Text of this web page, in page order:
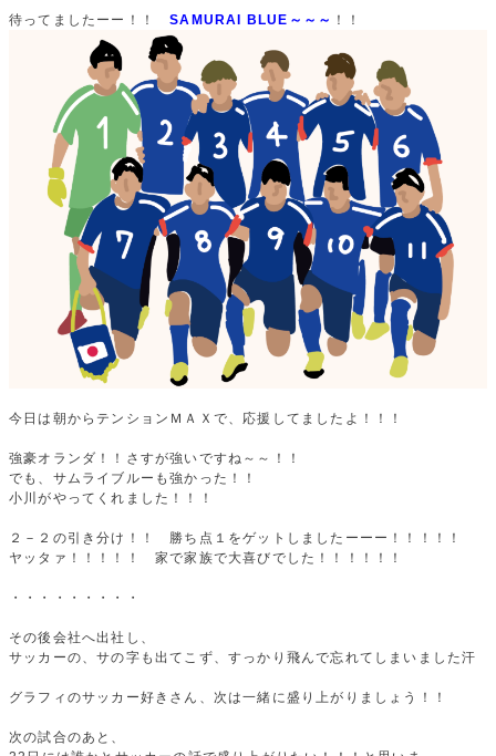
待ってましたーー！！SAMURAI BLUE～～～ ！！
今日は朝からテンションＭＡＸで、応援してましたよ！！！
強豪オランダ！！さすが強いですね～～！！
でも、サムライブルーも強かった！！
小川がやってくれました！！！
２－２の引き分け！！ 勝ち点１をゲットしましたーーー！！！！！
ヤッタァ！！！！！ 家で家族で大喜びでした！！！！！！
・・・・・・・・・
その後会社へ出社し、
サッカーの、サの字も出てこず、すっかり飛んで忘れてしまいました汗
グラフィのサッカー好きさん、次は一緒に盛り上がりましょう！！
次の試合のあと、